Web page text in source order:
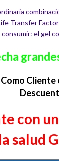
Transfer
consumir: el gel
con
la salud